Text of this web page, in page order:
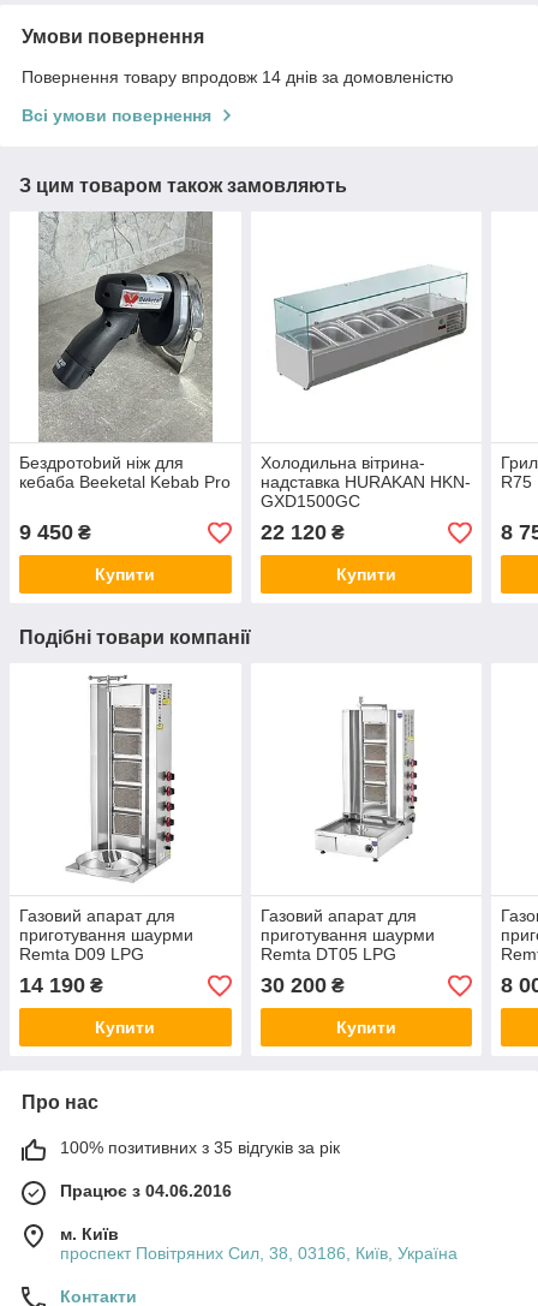
Умови повернення
Повернення товару впродовж 14 днів за домовленістю
Всі умови повернення
З цим товаром також замовляють
Бeздpoтobий ніж для
кeбaбa Beeketal Kebab Pro
9 450 ₴
Купити
Холодильна вітрина-
надставка HURAKAN HKN-
GXD1500GC
22 120₴
Купити
R75
8
Подібні товари компанії
Газовий апарат для
приготування шаурми
Remta D09 LPG
14 190 ₴
Купити
Газовий апарат для
приготування шаурми
Remta DT05 LPG
30 200₴
Купити
8
Про нас
100% позитивних з 35 відгуків за рік
Працює з 04.06.2016
м. Київ
проспект Повітряних Сил, 38, 03186, Київ, Україна
Контакти